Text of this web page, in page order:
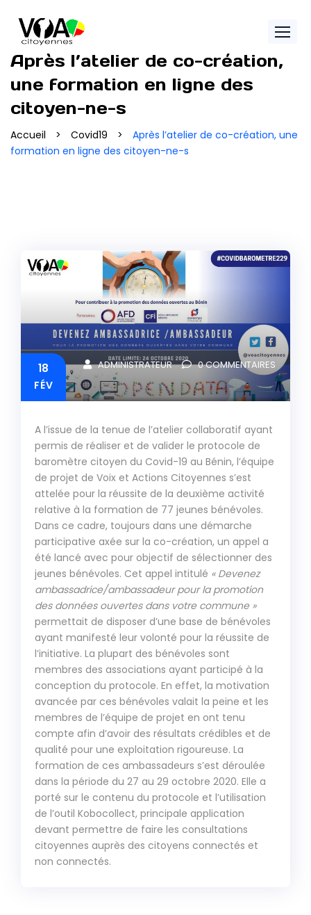
content
Après l’atelier de co-création,
une formation en ligne des
citoyen-ne-s
Accueil > Covid19 >
Après l’atelier de co-création, une
formation en ligne des citoyen-ne-s
18
FÉV
A l’issue de la tenue de l’atelier collaboratif ayant
permis de réaliser et de valider le protocole de
baromètre citoyen du Covid-19 au Bénin, l’équipe
de projet de Voix et Actions Citoyennes s’est
attelée pour la réussite de la deuxième activité
relative à la formation de 77 jeunes bénévoles.
Dans ce cadre, toujours dans une démarche
participative axée sur la co-création, un appel a
été lancé avec pour objectif de sélectionner des
jeunes bénévoles. Cet appel intitulé « Devenez
ambassadrice/ambassadeur pour la promotion
des données ouvertes dans votre commune »
permettait de disposer d’une base de bénévoles
ayant manifesté leur volonté pour la réussite de
l’initiative. La plupart des bénévoles sont
membres des associations ayant participé à la
conception du protocole. En effet, la motivation
avancée par ces bénévoles valait la peine et les
membres de l’équipe de projet en ont tenu
compte afin d’avoir des résultats crédibles et de
qualité pour une exploitation rigoureuse. La
formation de ces ambassadeurs s’est déroulée
dans la période du 27 au 29 octobre 2020. Elle a
porté sur le contenu du protocole et l’utilisation
de l’outil Kobocollect, principale application
devant permettre de faire les consultations
citoyennes auprès des citoyens connectés et
non connectés.
ADMINISTRATEUR 0COMMENTAIRES